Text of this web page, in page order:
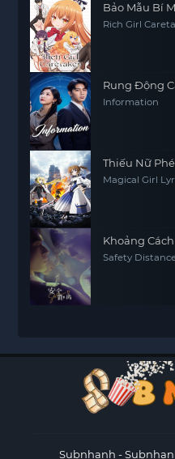
Bảo Mẫu Bí
Rich Girl
Rung Động
Information
Thiếu Nữ
Magical Girl
Khoảng
Safety
Subnhanh -